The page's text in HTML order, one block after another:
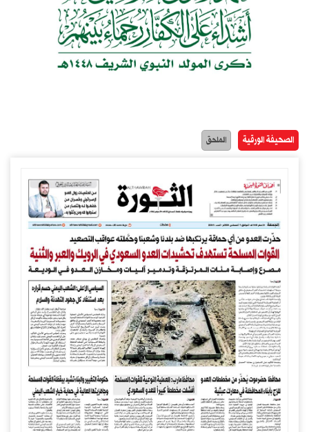
الصحيفة الورقية الملحق